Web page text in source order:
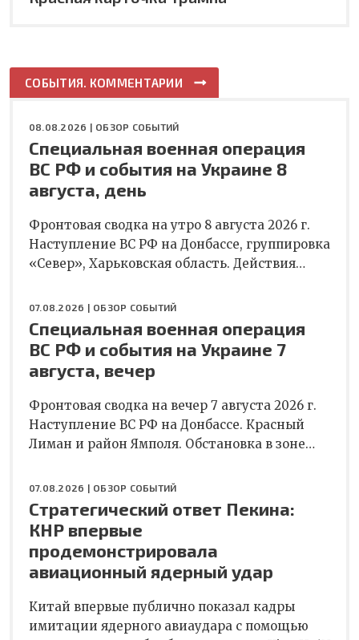
СОБЫТИЯ. КОММЕНТАРИИ
08.08.2026 | ОБЗОР СОБЫТИЙ
Специальная военная операция
ВС РФ и события на Украине 8
августа, день
Фронтовая сводка на утро 8 августа 2026 г.
Наступление ВС РФ на Донбассе, группировка
«Север», Харьковская область. Действия…
07.08.2026 | ОБЗОР СОБЫТИЙ
Специальная военная операция
ВС РФ и события на Украине 7
августа, вечер
Фронтовая сводка на вечер 7 августа 2026 г.
Наступление ВС РФ на Донбассе. Красный
Лиман и район Ямполя. Обстановка в зоне…
07.08.2026 | ОБЗОР СОБЫТИЙ
Стратегический ответ Пекина:
КНР впервые
продемонстрировала
авиационный ядерный удар
Китай впервые публично показал кадры
имитации ядерного авиаудара с помощью